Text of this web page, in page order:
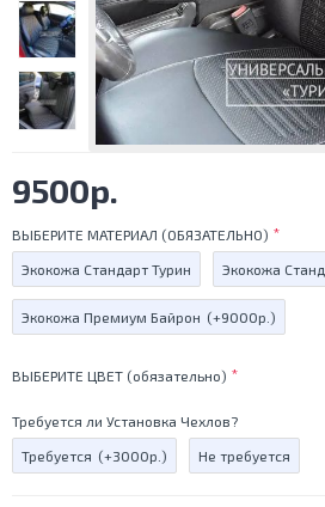
9500р.
ВЫБЕРИТЕ МАТЕРИАЛ (ОБЯЗАТЕЛЬНО)
Экокожа Стандарт Турин Экокожа
Экокожа Премиум Байрон (+9000р.)
ВЫБЕРИТЕ ЦВЕТ (обязательно)
Требуется ли Установка Чехлов?
Требуется (+3000р.) Не требуется